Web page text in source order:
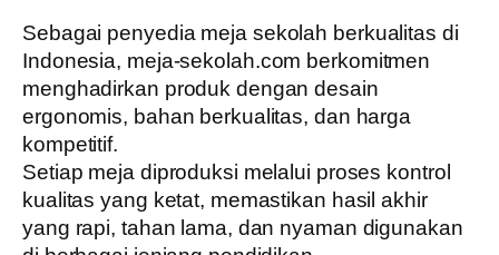
Sebagai penyedia meja sekolah berkualitas di
Indonesia, meja-sekolah.com berkomitmen
menghadirkan produk dengan desain
ergonomis, bahan berkualitas, dan harga
kompetitif.
Setiap meja diproduksi melalui proses kontrol
kualitas yang ketat, memastikan hasil akhir
yang rapi, tahan lama, dan nyaman digunakan